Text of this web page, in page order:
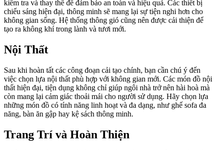
kiểm tra và thay thế để đảm bảo an toàn và hiệu quả. Các thiết bị
chiếu sáng hiện đại, thông minh sẽ mang lại sự tiện nghi hơn cho
không gian sống. Hệ thống thông gió cũng nên được cải thiện để
tạo ra không khí trong lành và tươi mới.
Nội Thất
Sau khi hoàn tất các công đoạn cải tạo chính, bạn cần chú ý đến
việc chọn lựa nội thất phù hợp với không gian mới. Các món đồ nội
thất hiện đại, tiện dụng không chỉ giúp ngôi nhà trở nên hài hoà mà
còn mang lại cảm giác thoải mái cho người sử dụng. Hãy chọn lựa
những món đồ có tính năng linh hoạt và đa dạng, như ghế sofa đa
năng, bàn ăn gập hay kệ sách thông minh.
Trang Trí và Hoàn Thiện